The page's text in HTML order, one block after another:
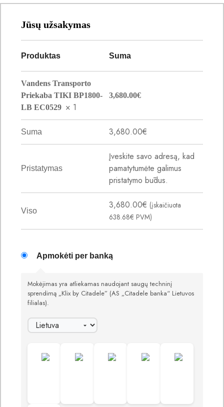
Jūsų užsakymas
Produktas Suma
Vandens Transporto
Priekaba TIKI BP1800-
LB EC0529 × 1
3,680.00€
Suma 3,680.00€
Pristatymas
Įveskite savo adresą, kad
pamatytumėte galimus
pristatymo būdus.
Viso
3,680.00€ (įskaičiuota
638.68€ PVM)
Apmokėti per banką
Mokėjimas yra atliekamas naudojant saugų techninį
sprendimą „Klix by Citadele” (AS „Citadele banka“ Lietuvos
filialas).